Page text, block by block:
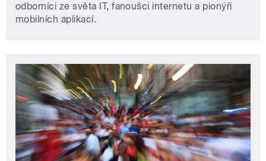
odborníci ze světa IT, fanoušci internetu a pionýři
mobilních aplikací.